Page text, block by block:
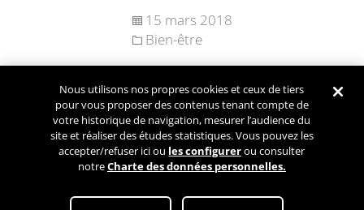
15 mars 2018
Bien-être
Navigation
des
articles
Articles plus
anciens
Conditions Générales d’Utilisation Paramétrez mes cookies
Nous utilisons nos propres cookies et ceux de tiers
pour vous proposer des contenus tenant compte de
votre historique de navigation, mesurer l’audience du
site et réaliser des études statistiques. Vous pouvez les
accepter/refuser ici ou les configurerou consulter
notreCharte des données personnelles.